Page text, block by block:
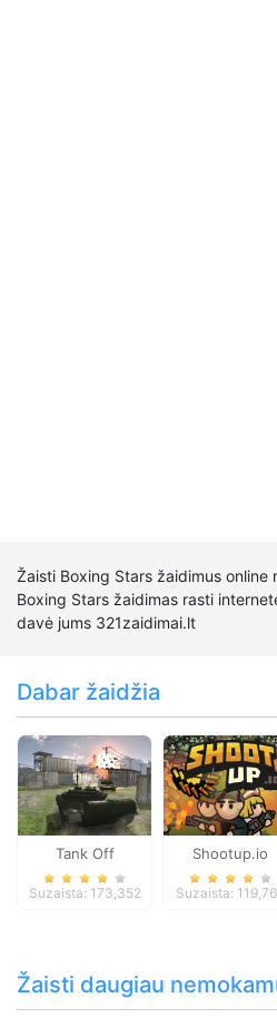
Žaisti Boxing Stars žaidimus online
Boxing Stars žaidimas rasti
davė jums 321zaidimai.lt
Dabar žaidžia
Tank Off
Suzaista: 173,352
Shootup.io
Suzaista:
Žaisti daugiau